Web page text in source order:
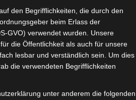
den Begrifflichkeiten, die durch den
beim Erlass der
GVO) verwendet wurden. Unsere
die Öffentlichkeit als auch für unsere
lesbar und verständlich sein. Um dies
die verwendeten Begrifflichkeiten
unter anderem die folgenden